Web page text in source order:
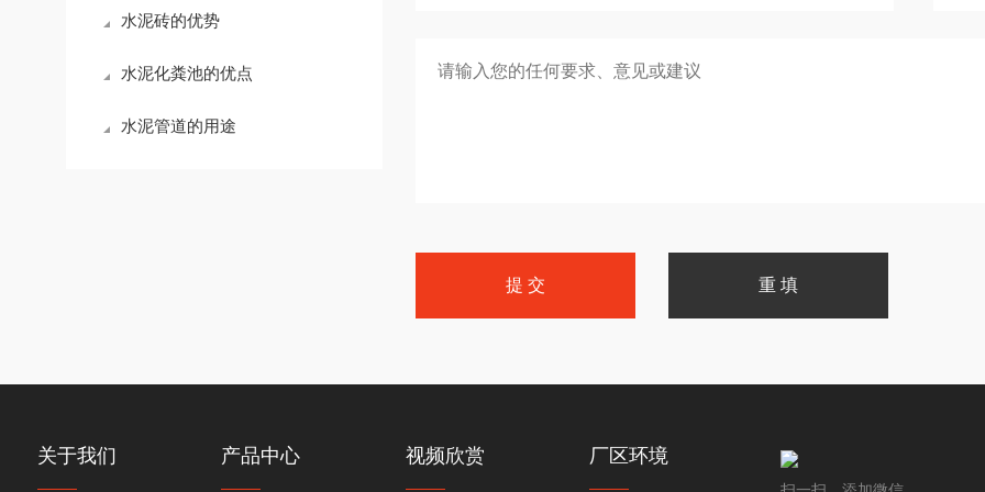
水泥砖的优势
水泥化粪池的优点
水泥管道的用途
关于我们 产品中心 视频欣赏 厂区环境